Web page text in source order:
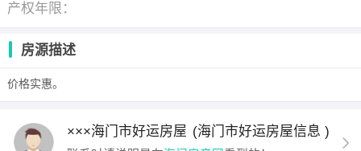
产权年限：
房源描述
价格实惠。
×××海门市好运房屋 (海门市好运房屋信息 )